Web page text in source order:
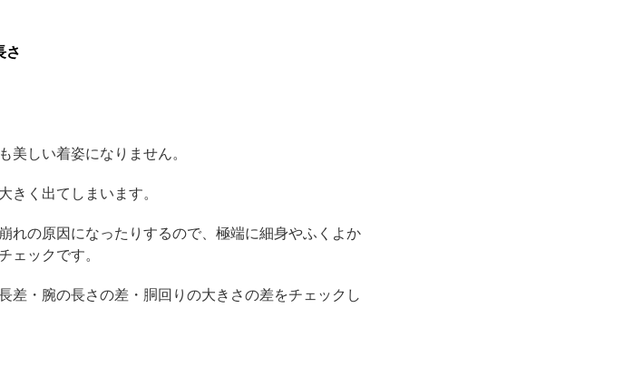
さ
美しい着姿になりません。
きく出てしまいます。
れの原因になったりするので、極端に細身やふくよか
ェックです。
差・腕の長さの差・胴回りの大きさの差をチェックし